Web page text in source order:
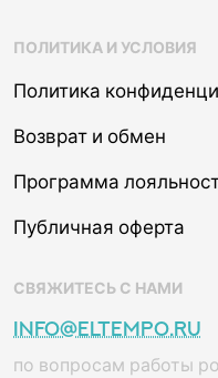
ПОЛИТИКА И УСЛОВИЯ
Политика
Возврат и обмен
Программа
Публичная оферта
СВЯЖИТЕСЬ С НАМИ
info@eltempo.ru
по вопросам работы